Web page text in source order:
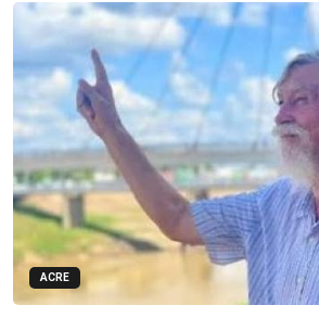
ACRE